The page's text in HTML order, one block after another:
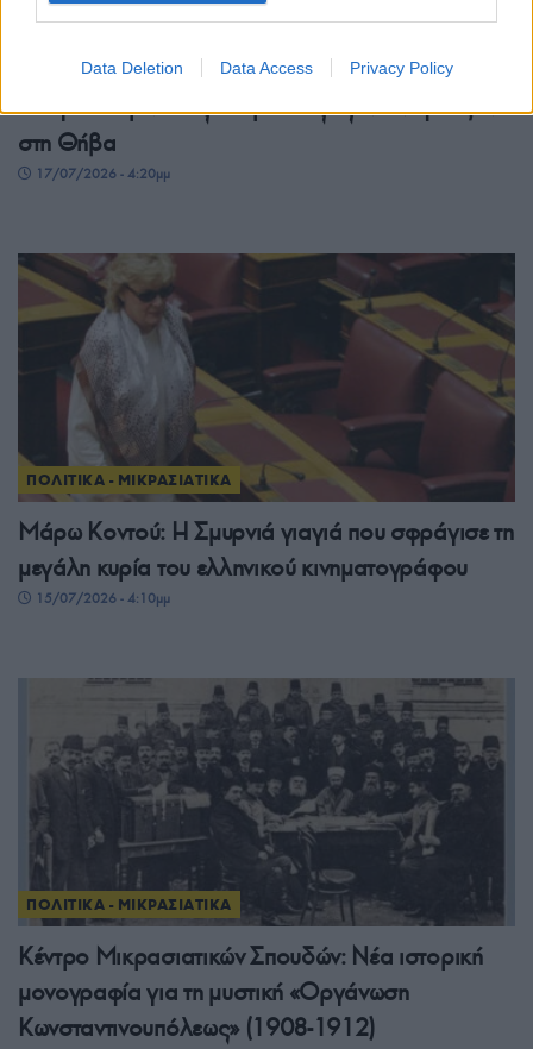
Data Deletion Data Access Privacy Policy
ΠΟΛΙΤΙΚΑ - ΜΙΚΡΑΣΙΑΤΙΚΑ
Η Αγία Μαρίνα της Μικρασίας «ζωντάνεψε» ξανά
στη Θήβα
17/07/2026 - 4:20μμ
ΠΟΛΙΤΙΚΑ - ΜΙΚΡΑΣΙΑΤΙΚΑ
Μάρω Κοντού: Η Σμυρνιά γιαγιά που σφράγισε τη
μεγάλη κυρία του ελληνικού κινηματογράφου
15/07/2026 - 4:10μμ
ΠΟΛΙΤΙΚΑ - ΜΙΚΡΑΣΙΑΤΙΚΑ
Κέντρο Μικρασιατικών Σπουδών: Νέα ιστορική
μονογραφία για τη μυστική «Οργάνωση
Κωνσταντινουπόλεως» (1908-1912)